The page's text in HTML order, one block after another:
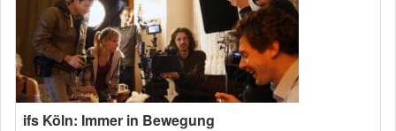
ifs Köln: Immer in Bewegung